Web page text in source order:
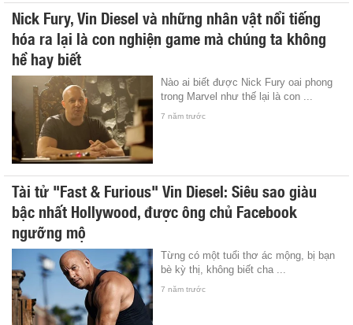
Nick Fury, Vin Diesel và những nhân vật nổi tiếng
hóa ra lại là con nghiện game mà chúng ta không
hề hay biết
Nào ai biết được Nick Fury oai phong
trong Marvel như thế lại là con ...
7 năm trước
Tài tử "Fast & Furious" Vin Diesel: Siêu sao giàu
bậc nhất Hollywood, được ông chủ Facebook
ngưỡng mộ
Từng có một tuổi thơ ác mộng, bị bạn
bè kỳ thị, không biết cha ...
7 năm trước